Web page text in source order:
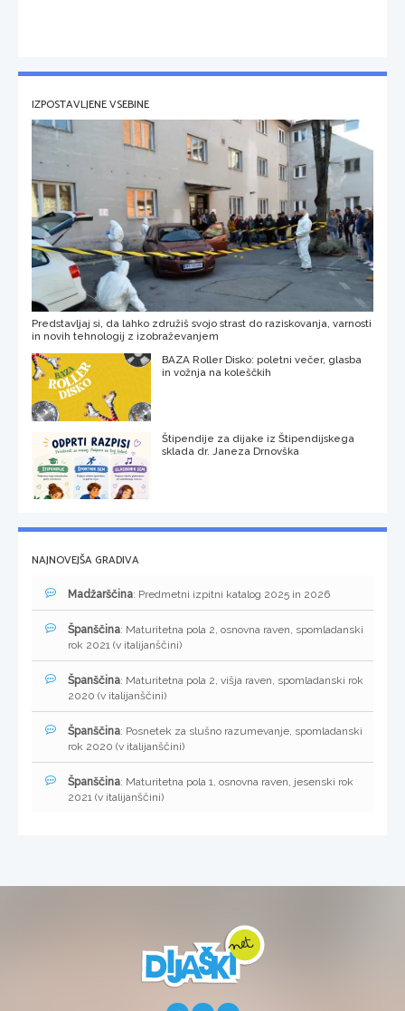
IZPOSTAVLJENE VSEBINE
Predstavljaj si, da lahko združiš svojo strast do raziskovanja, varnosti
in novih tehnologij z izobraževanjem
BAZA Roller Disko: poletni večer, glasba
in vožnja na koleščkih
Štipendije za dijake iz Štipendijskega
sklada dr. Janeza Drnovška
NAJNOVEJŠA GRADIVA
Madžarščina: Predmetni izpitni katalog 2025 in 2026
Španščina: Maturitetna pola 2, osnovna raven, spomladanski
rok 2021 (v italijanščini)
Španščina: Maturitetna pola 2, višja raven, spomladanski rok
2020 (v italijanščini)
Španščina: Posnetek za slušno razumevanje, spomladanski
rok 2020 (v italijanščini)
Španščina: Maturitetna pola 1, osnovna raven, jesenski rok
2021 (v italijanščini)